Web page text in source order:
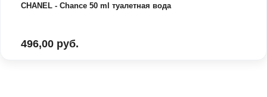
CHANEL - Chance 50 ml туалетная вода
496,00 руб.